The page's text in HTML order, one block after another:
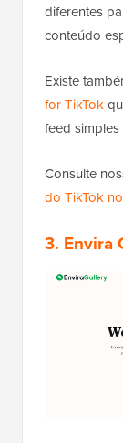
diferentes
conteúdo
Existe
for TikTok
feed
Consulte
do TikTok
3. Envira